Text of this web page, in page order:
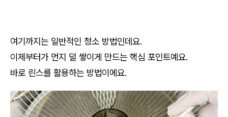
여기까지는 일반적인 청소 방법인데요.
이제부터가 먼지 덜 쌓이게 만드는 핵심 포인트예요.
바로 린스를 활용하는 방법이에요.